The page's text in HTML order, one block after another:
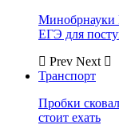
Минобрнауки
ЕГЭ для
Prev Next
Транспорт
Пробки
стоит ехать